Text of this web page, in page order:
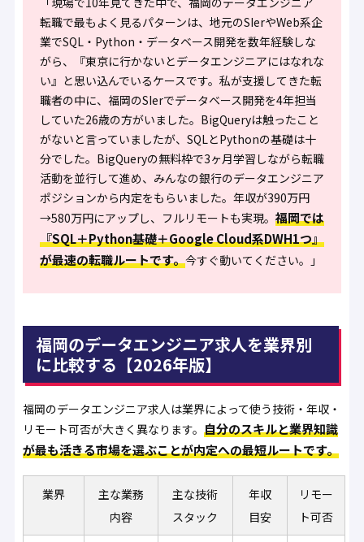
転職で最もよく見るパターンは、地元のSIerやWeb系企
業でSQL・Python・データベース開発を数年経験しな
がら、『東京に行かないとデータエンジニアにはなれな
い』と思い込んでいるケースです。私が支援してきた転
職者の中に、福岡のSIerでデータベース開発を4年担当
していた26歳の方がいました。BigQueryは触ったこと
がないと言っていましたが、SQLとPythonの基礎は十
分でした。BigQueryの無料枠で3ヶ月学習しながら転職
活動を並行して進め、みんなの銀行のデータエンジニア
ポジションから内定をもらいました。年収が390万円
→580万円にアップし、フルリモートも実現。 福岡では
『SQL＋Python基礎＋Google Cloud系DWH1つ』
が最速の転職ルートです。今すぐ動いてください。」
福岡のデータエンジニア求人を業界別
に比較する【2026年版】
福岡のデータエンジニア求人は業界によって使う技術・年収・
リモート可否が大きく異なります。 自分のスキルと業界知識
が最も活きる市場を選ぶことが内定への最短ルートです。
業界
主な業務
内容
主な技術
スタック
年収
目安
リモー
ト可否